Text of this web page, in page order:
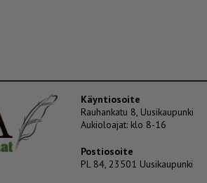
Käyntiosoite
Rauhankatu 8, Uusikaupunki
Aukioloajat: klo 8-16
Postiosoite
PL 84, 23501 Uusikaupunki